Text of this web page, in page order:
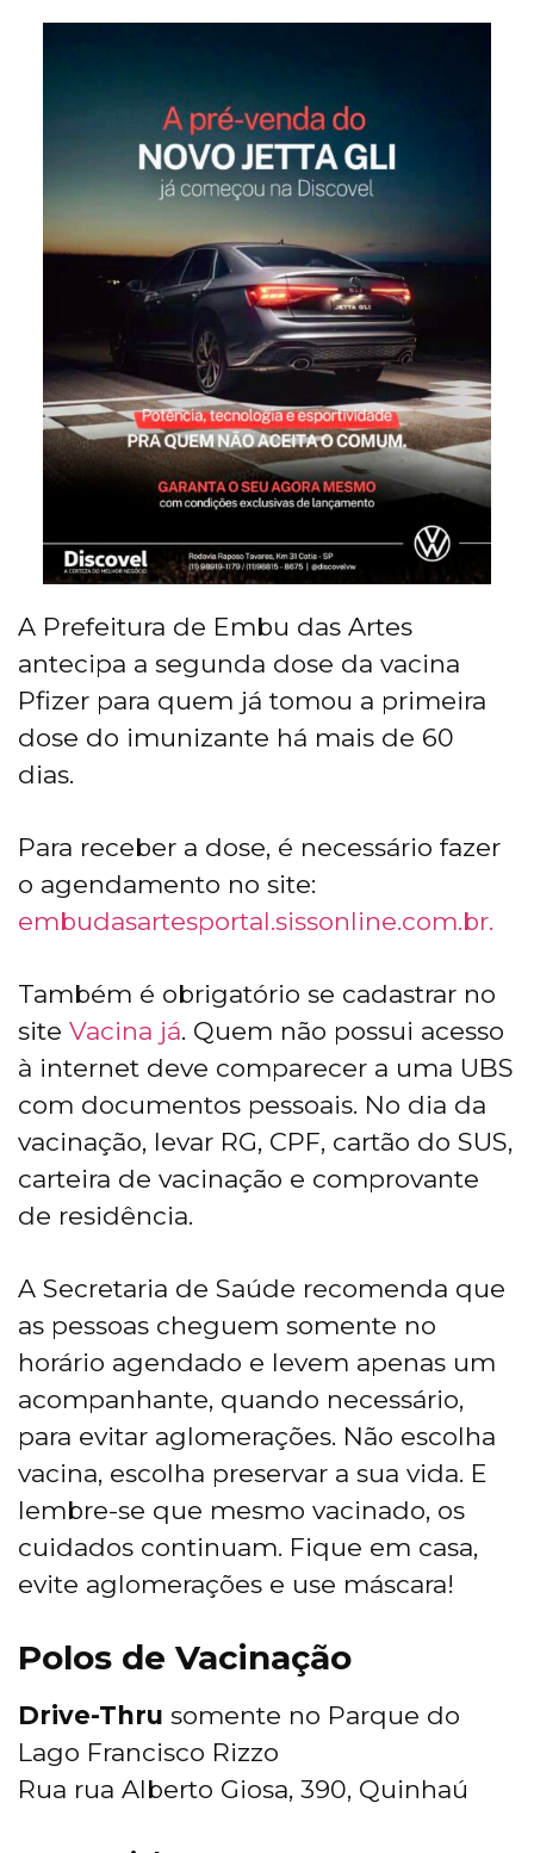
A Prefeitura de Embu das Artes
antecipa a segunda dose da vacina
Pfizer para quem já tomou a primeira
dose do imunizante há mais de 60
dias.
Para receber a dose, é necessário fazer
o agendamento no site:
embudasartesportal.sissonline.com.br.
Também é obrigatório se cadastrar no
site Vacina já. Quem não possui acesso
à internet deve comparecer a uma UBS
com documentos pessoais. No dia da
vacinação, levar RG, CPF, cartão do SUS,
carteira de vacinação e comprovante
de residência.
A Secretaria de Saúde recomenda que
as pessoas cheguem somente no
horário agendado e levem apenas um
acompanhante, quando necessário,
para evitar aglomerações. Não escolha
vacina, escolha preservar a sua vida. E
lembre-se que mesmo vacinado, os
cuidados continuam. Fique em casa,
evite aglomerações e use máscara!
Polos de Vacinação
Drive-Thru somente no Parque do
Lago Francisco Rizzo
Rua rua Alberto Giosa, 390, Quinhaú